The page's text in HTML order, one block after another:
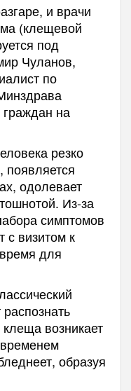
и врачи
(клещевой
под
Чуланов,
по
на
резко
появляется
одолевает
Из-за
симптомов
с визитом к
для
возникает
образуя